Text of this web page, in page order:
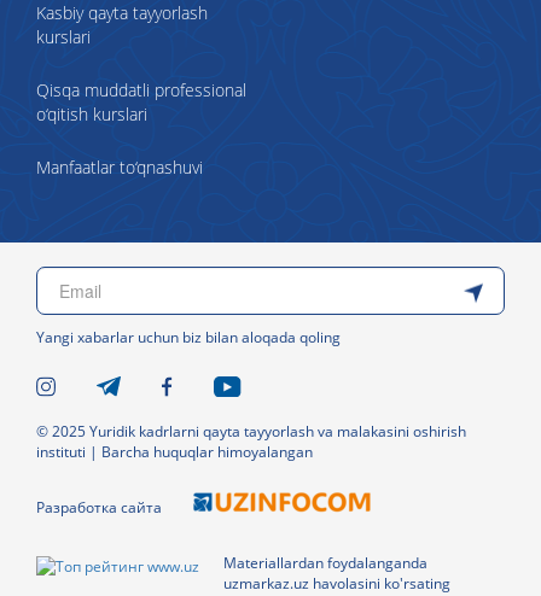
Kasbiy qayta tayyorlash
kurslari
Qisqa muddatli professional
o‘qitish kurslari
Manfaatlar to‘qnashuvi
Yangi xabarlar uchun biz bilan aloqada qoling
© 2025 Yuridik kadrlarni qayta tayyorlash va malakasini oshirish
instituti | Barcha huquqlar himoyalangan
Разработка сайта
Materiallardan foydalanganda
uzmarkaz.uz havolasini ko'rsating